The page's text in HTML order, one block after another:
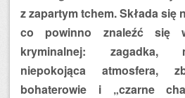
z zapartym tchem. Składa się
co powinno znaleźć się
kryminalnej: zagadka,
niepokojąca atmosfera,
bohaterowie i „czarne